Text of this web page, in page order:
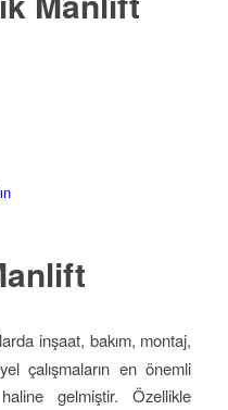
inşaat, bakım, montaj,
çalışmaların en önemli
gelmiştir. Özellikle